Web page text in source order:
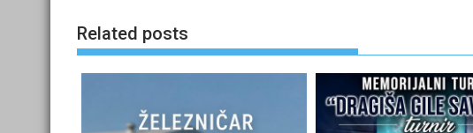
Related posts